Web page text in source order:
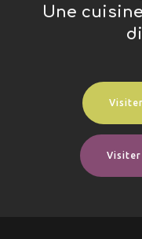
Une
Visiter